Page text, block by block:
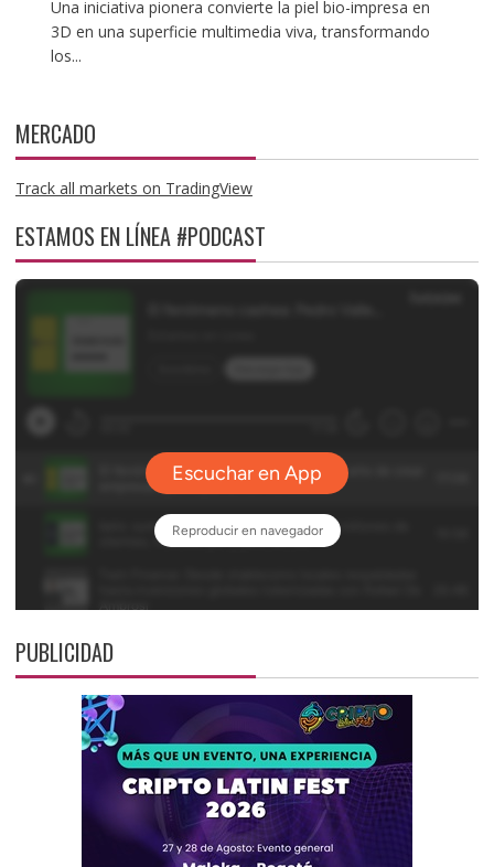
Una iniciativa pionera convierte la piel bio-impresa en
3D en una superficie multimedia viva, transformando
los...
MERCADO
Track all markets on TradingView
ESTAMOS EN LÍNEA #PODCAST
PUBLICIDAD